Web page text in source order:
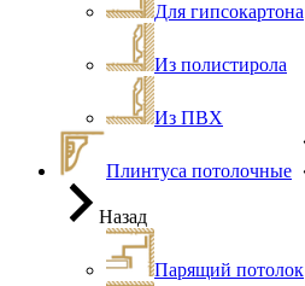
Для гипсокартона
Из полистирола
Из ПВХ
Плинтуса потолочные
Назад
Парящий потолок